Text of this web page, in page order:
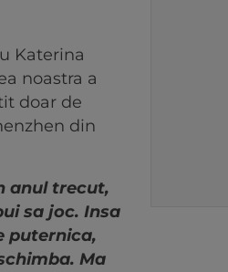
Katerina
noastra a
doar de
din
anul trecut,
sa joc. Insa
puternica,
Ma